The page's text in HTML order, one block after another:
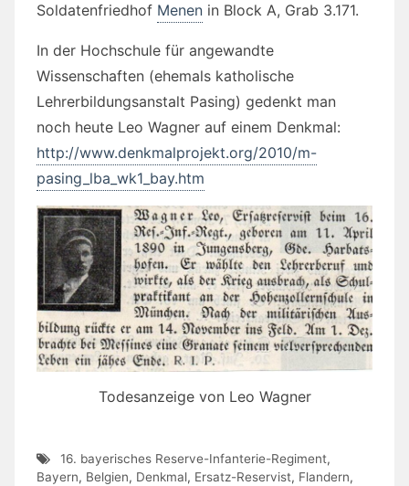
Soldatenfriedhof Menen in Block A, Grab 3.171.
In der Hochschule für angewandte
Wissenschaften (ehemals katholische
Lehrerbildungsanstalt Pasing) gedenkt man
noch heute Leo Wagner auf einem Denkmal:
http://www.denkmalprojekt.org/2010/m-
pasing_lba_wk1_bay.htm
Todesanzeige von Leo Wagner
16. bayerisches Reserve-Infanterie-Regiment,
Bayern, Belgien, Denkmal, Ersatz-Reservist, Flandern,